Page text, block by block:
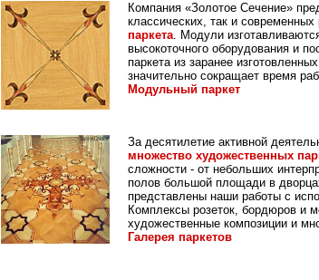
Компания «Золотое Сечение»
классических, так и
паркета. Модули
высокоточного оборудования и
паркета из заранее
значительно сокращает время
Модульный паркет
За десятилетие активной
множество художественных
сложности - от небольших
полов большой площади в
представлены наши работы с
Комплексы розеток, бордюров и
художественные композиции и
Галерея паркетов